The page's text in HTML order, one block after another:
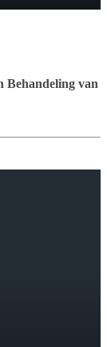
Behandeling van